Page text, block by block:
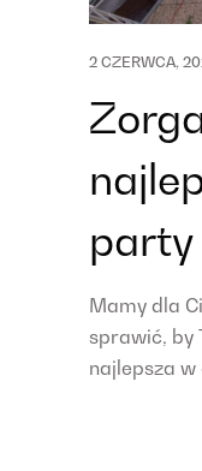
2 CZERWCA,
party
Mamy dla
sprawić, by
najlepsza w